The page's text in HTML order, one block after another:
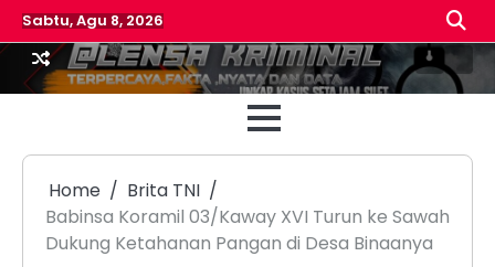
Skip
to
content
Sabtu, Agu 8, 2026
Beranda
Home
Brita TNI
Babinsa Koramil 03/Kaway XVI Turun ke Sawah
Dukung Ketahanan Pangan di Desa Binaanya